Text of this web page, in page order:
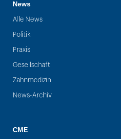
News
Alle News
Politik
Praxis
Gesellschaft
Zahnmedizin
News-Archiv
CME